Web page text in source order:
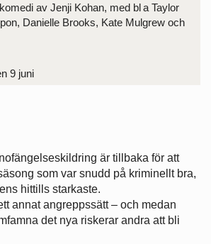
av Jenji Kohan, med bl a Taylor
Danielle Brooks, Kate Mulgrew och
9 juni
är tillbaka för att
som var snudd på kriminellt bra,
hittills starkaste.
annat angreppssätt – och medan
det nya riskerar andra att bli